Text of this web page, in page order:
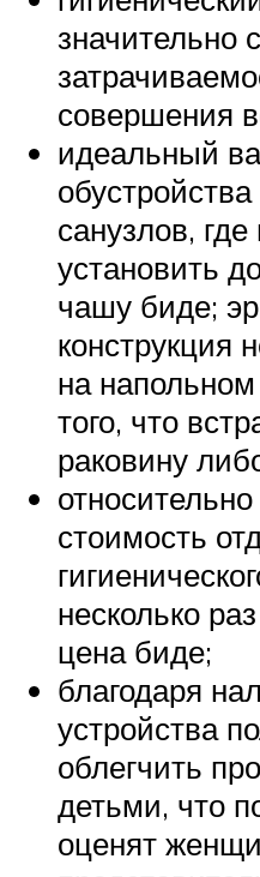
значительно
совершения
идеальный
санузлов,
установить
чашу биде;
конструкция
на
того, что
раковину
стоимость
несколько
цена биде;
благодаря
устройства
облегчить
детьми, что
оценят